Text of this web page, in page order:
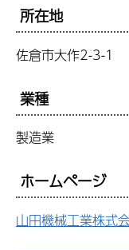
所在地
佐倉市大作2-3-1
業種
製造業
ホームページ
山田機械工業株式